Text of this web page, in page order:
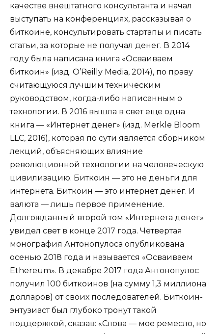
качестве внештатного консультанта и начал
выступать на конференциях, рассказывая о
биткоине, консультировать стартапы и писать
статьи, за которые не получал денег. В 2014
году была написана книга «Осваиваем
биткоин» (изд. O’Reilly Media, 2014), по праву
считающуюся лучшим техническим
руководством, когда-либо написанным о
технологии. В 2016 вышла в свет еще одна
книга — «Интернет денег» (изд. Merkle Bloom
LLC, 2016), которая по сути является сборником
лекций, объясняющих влияние
революционной технологии на человеческую
цивилизацию. Биткоин — это не деньги для
интернета. Биткоин — это интернет денег. И
валюта — лишь первое применение.
Долгожданный второй том «Интернета денег»
увидел свет в конце 2017 года. Четвертая
монография Антонопулоса опубликована
осенью 2018 года и называется «Осваиваем
Ethereum». В декабре 2017 года Антонопулос
получил 100 биткоинов (на сумму 1,3 миллиона
долларов) от своих последователей. Биткоин-
энтузиаст был глубоко тронут такой
поддержкой, сказав: «Слова — мое ремесло, но